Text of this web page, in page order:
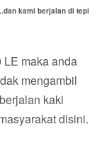
kami berjalan di tepi
LE maka anda
mengambil
kaki
disini.